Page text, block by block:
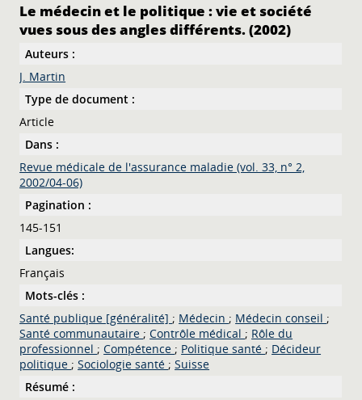
Le médecin et le politique : vie et société
vues sous des angles différents. (2002)
Auteurs :
J. Martin
Type de document :
Article
Dans :
Revue médicale de l'assurance maladie (vol. 33, n° 2,
2002/04-06)
Pagination :
145-151
Langues:
Français
Mots-clés :
Santé publique [généralité] ; Médecin ; Médecin conseil ;
Santé communautaire ; Contrôle médical ; Rôle du
professionnel ; Compétence ; Politique santé ; Décideur
politique ; Sociologie santé ; Suisse
Résumé :